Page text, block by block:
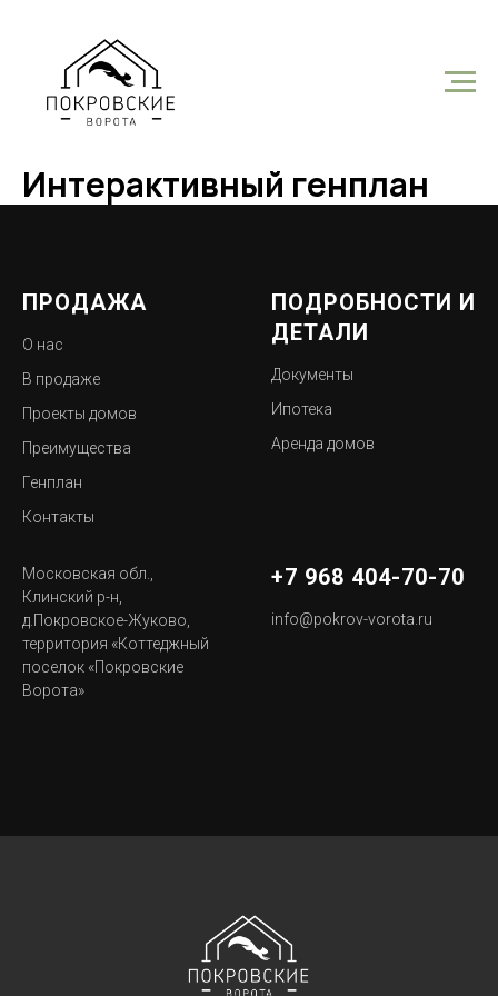
Интерактивный генплан
ПРОДАЖА
О нас
В продаже
Проекты домов
Преимущества
Генплан
Контакты
ПОДРОБНОСТИ И
ДЕТАЛИ
Документы
Ипотека
Аренда домов
Московская обл.,
Клинский р-н,
д.Покровское-Жуково,
территория «Коттеджный
поселок «Покровские
Ворота»
+7 968 404-70-70
info@pokrov-vorota.ru